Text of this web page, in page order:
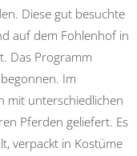
Diese gut besuchte
auf dem Fohlenhof in
Das Programm
Im
mit unterschiedlichen
Pferden geliefert. Es
verpackt in Kostüme